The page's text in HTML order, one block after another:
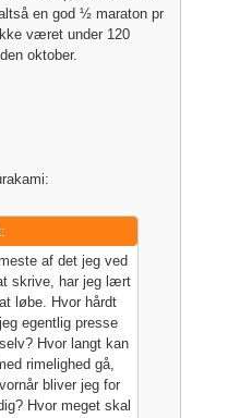
en god ½ maraton pr
været under 120
oktober.
af det jeg ved
skrive, har jeg lært
løbe. Hvor hårdt
egentlig presse
Hvor langt kan
rimelighed gå,
bliver jeg for
Hvor meget skal